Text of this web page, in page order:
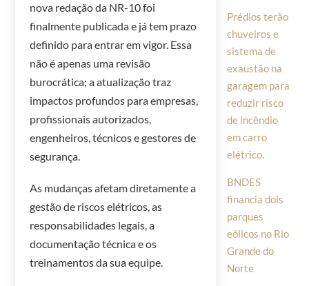
nova redação da NR-10 foi
finalmente publicada e já tem prazo
definido para entrar em vigor. Essa
não é apenas uma revisão
burocrática; a atualização traz
impactos profundos para empresas,
profissionais autorizados,
engenheiros, técnicos e gestores de
segurança.
As mudanças afetam diretamente a
gestão de riscos elétricos, as
responsabilidades legais, a
documentação técnica e os
treinamentos da sua equipe.
Prédios terão
chuveiros e
sistema de
exaustão na
garagem para
reduzir risco
de incêndio
em carro
elétrico.
BNDES
financia dois
parques
eólicos no Rio
Grande do
Norte